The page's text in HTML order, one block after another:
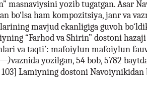
masnaviysini yozib tugatgan. Asar
bo‘lsa ham kompozitsiya, janr va
mavjud ekanligiga guvoh
“Farhod va Shirin” dostoni
va taqti’: mafoiylun mafoiylun
vaznida yozilgan, 54 bob, 5782
103] Lamiyning dostoni Navoiynikidan